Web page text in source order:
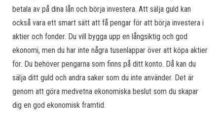
betala av på dina lån och börja investera. Att sälja guld kan
också vara ett smart sätt att få pengar för att börja investera i
aktier och fonder. Du vill bygga upp en långsiktig och god
ekonomi, men du har inte några tusenlappar över att köpa aktier
för. Du behöver pengarna som finns på ditt konto. Då kan du
sälja ditt guld och andra saker som du inte använder. Det är
genom att göra medvetna ekonomiska beslut som du skapar
dig en god ekonomisk framtid.